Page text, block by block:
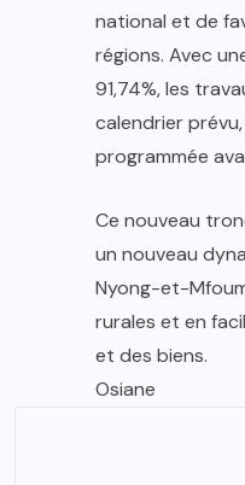
national et de
régions. Avec
91,74%, les
calendrier
programmée
Ce nouveau
un nouveau
Nyong-et-
rurales et en
et des biens.
Osiane